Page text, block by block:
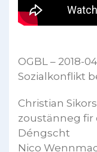
OGBL – 2018-
Sozialkonflikt
Christian
zoustänneg fir
Déngscht
Nico